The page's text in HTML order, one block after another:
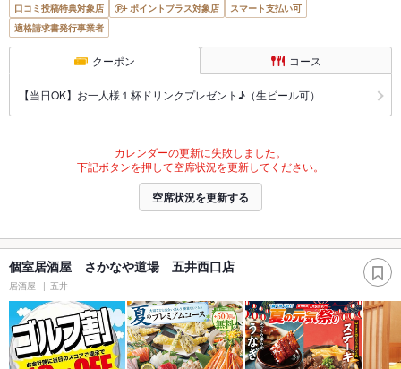
口コミ投稿特典対象店 ポイントプラス対象店
スマート支払い可
適格請求書発行事業者
クーポン コース
【当日OK】お一人様１杯ドリンクプレゼント♪（生ビール可）
カレンダーの更新に失敗しました。
下記ボタンを押して空席状況を更新してください。
空席状況を更新する
個室居酒屋 さかなや道場 五井西口店
居酒屋 五井